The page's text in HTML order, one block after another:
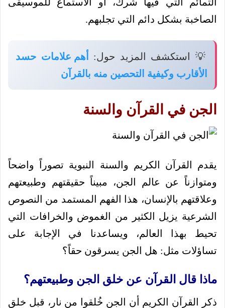
الصاخبة بشكل دائم التي تجلبهم.
💡 استكشف المزيد حول:
أهم علامات حسد
الأقارب وكيفية التحصين منه بالقرآن
الجن في القرآن والسنة
يقدم القرآن الكريم والسنة النبوية تصوراً واضحاً
ومتوازناً عن عالم الجن، مبيناً حقيقتهم وطبيعتهم
وعلاقتهم بالإنسان، هذا الفهم المستمد من النصوص
الشرعية يزيل الكثير من الغموض والخرافات التي
تحيط بهذا العالم، ويساعدنا في الإجابة على
تساؤلات مثل: هل الجن يسرقون حقاً؟
ماذا قال القرآن عن خلق الجن وطبيعتهم؟
ذكر القرآن الكريم أن الجن خُلقوا من نار، قبل خلق